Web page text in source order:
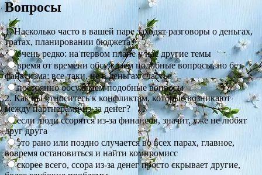
Вопросы
1. Насколько часто в вашей паре заходят разговоры о деньгах,
тратах, планировании бюджета?
очень редко: на первом плане у нас другие темы
время от времени обсуждаем подобные вопросы, но без
фанатизма: все-таки, не в деньгах счастье
постоянно обсуждаем подобные вопросы
2. Как вы относитесь к конфликтам, которые возникают
между партнерами из-за денег?
если люди ссорятся из-за финансов, значит, уже не любят
друг друга
это рано или поздно случается во всех парах, главное,
вовремя остановиться и найти компромисс
скорее всего, ссора из-за денег просто скрывает другие,